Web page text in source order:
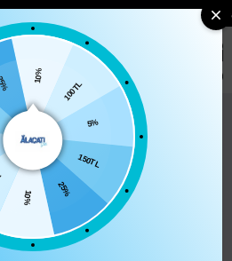
• 🛍️ YENI SEZON ÜRÜNLERINDE 2
Kadın Lila Desenli Bucket Şapka ALC-
10% 100TL
5%
150TL
25%
10%
100TL